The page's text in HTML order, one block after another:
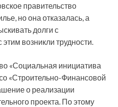
правительство
но она отказалась, а
долги с
возникли трудности.
«Социальная инициатива
«Строительно-Финансовой
о реализации
проекта. По этому